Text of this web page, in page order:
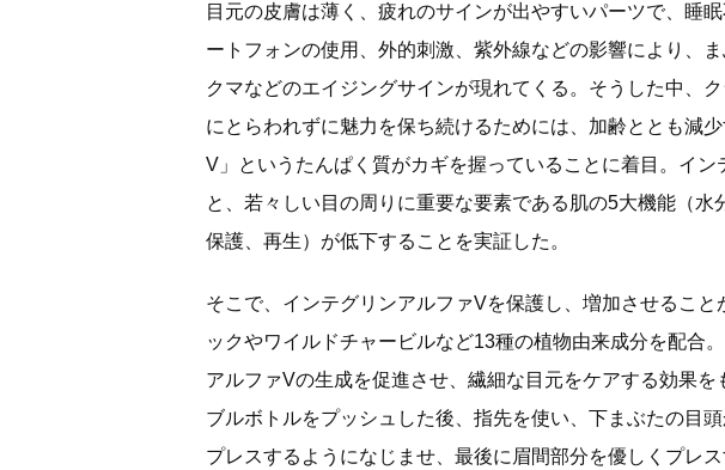
目元の皮膚は薄く、疲れのサインが出やすいパーツで、睡
ートフォンの使用、外的刺激、紫外線などの影響により、
クマなどのエイジングサインが現れてくる。そうした中、
にとらわれずに魅力を保ち続けるためには、加齢ととも減
V」というたんぱく質がカギを握っていることに着目。イン
と、若々しい目の周りに重要な要素である肌の5大機能（水
保護、再生）が低下することを実証した。
そこで、インテグリンアルファVを保護し、増加させること
ックやワイルドチャービルなど13種の植物由来成分を配合
アルファVの生成を促進させ、繊細な目元をケアする効果
ブルボトルをプッシュした後、指先を使い、下まぶたの目
プレスするようになじませ、最後に眉間部分を優しくプレス